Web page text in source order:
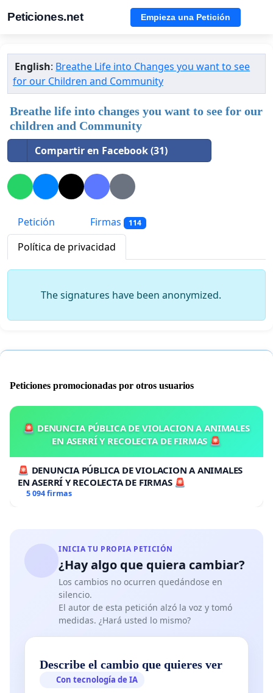
Peticiones.net Empieza una Petición
English: Breathe Life into Changes you want to see
for our Children and Community
Breathe life into changes you want to see for our
children and Community
Compartir en Facebook (31)
Petición Firmas 114
Política de privacidad
The signatures have been anonymized.
Peticiones promocionadas por otros usuarios
🚨 DENUNCIA PÚBLICA DE VIOLACION A ANIMALES
EN ASERRÍ Y RECOLECTA DE FIRMAS 🚨
🚨 DENUNCIA PÚBLICA DE VIOLACION A ANIMALES
EN ASERRÍ Y RECOLECTA DE FIRMAS 🚨
5 094 firmas
INICIA TU PROPIA PETICIÓN
¿Hay algo que quiera cambiar?
Los cambios no ocurren quedándose en
silencio.
El autor de esta petición alzó la voz y tomó
medidas. ¿Hará usted lo mismo?
Describe el cambio que quieres ver
Con tecnología de IA